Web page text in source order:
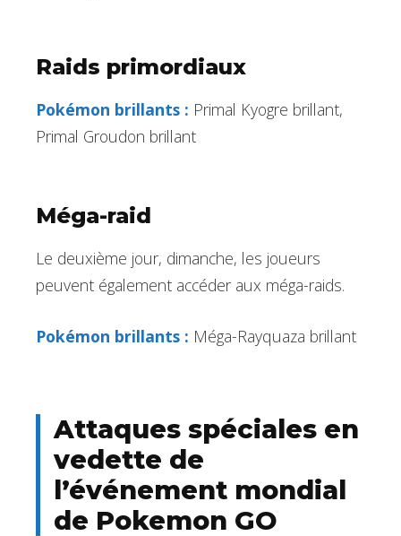
Raids primordiaux
Pokémon brillants : Primal Kyogre brillant,
Primal Groudon brillant
Méga-raid
Le deuxième jour, dimanche, les joueurs
peuvent également accéder aux méga-raids.
Pokémon brillants : Méga-Rayquaza brillant
Attaques spéciales en
vedette de
l’événement mondial
de Pokemon GO